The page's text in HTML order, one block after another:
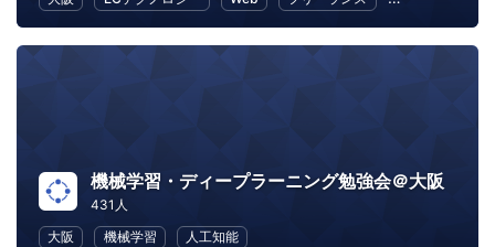
機械学習・ディープラーニング勉強会＠大阪
431人
大阪
機械学習 人工知能